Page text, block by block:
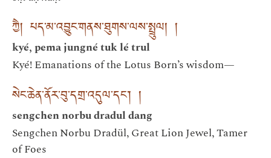
ཀྱཻ། པད་མ་འབྱུང་གནས་ཐུགས་ལས་སྤྲུལ། །
kyé, pema jungné tuk lé trul
Kyé! Emanations of the Lotus Born’s wisdom—
སེང་ཆེན་ནོར་བུ་དགྲ་འདུལ་དང༌། །
sengchen norbu dradul dang
Sengchen Norbu Dradül, Great Lion Jewel, Tamer
of Foes